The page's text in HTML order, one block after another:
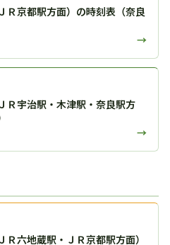
京都駅方面）の時刻表（奈良
→
宇治駅・木津駅・奈良駅方
→
六地蔵駅・ＪＲ京都駅方面）